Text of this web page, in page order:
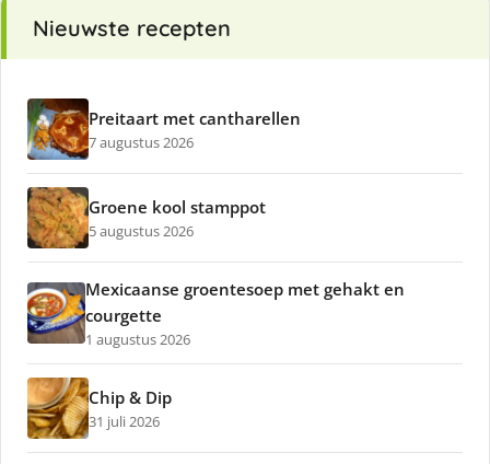
Nieuwste recepten
Preitaart met cantharellen
7 augustus 2026
Groene kool stamppot
5 augustus 2026
Mexicaanse groentesoep met gehakt en
courgette
1 augustus 2026
Chip & Dip
31 juli 2026